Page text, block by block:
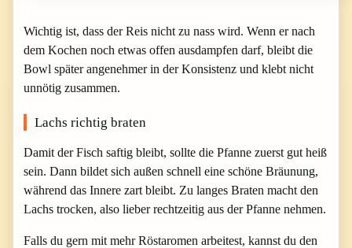
Wichtig ist, dass der Reis nicht zu nass wird. Wenn er nach
dem Kochen noch etwas offen ausdampfen darf, bleibt die
Bowl später angenehmer in der Konsistenz und klebt nicht
unnötig zusammen.
Lachs richtig braten
Damit der Fisch saftig bleibt, sollte die Pfanne zuerst gut heiß
sein. Dann bildet sich außen schnell eine schöne Bräunung,
während das Innere zart bleibt. Zu langes Braten macht den
Lachs trocken, also lieber rechtzeitig aus der Pfanne nehmen.
Falls du gern mit mehr Röstaromen arbeitest, kannst du den